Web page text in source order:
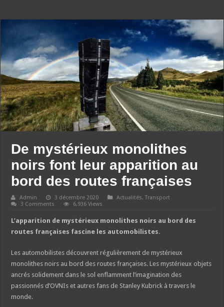
De mystérieux monolithes
noirs font leur apparition au
bord des routes françaises
Admin 3 décembre 2020 Actualités,Transport
3 Comments
6,936 Views
L’apparition de mystérieux monolithes noirs au bord des
routes françaises fascine les automobilistes.
Les automobilistes découvrent régulièrement de mystérieux
monolithes noirs au bord des routes françaises. Les mystérieux objets
ancrés solidement dans le sol enflamment l’imagination des
passionnés d’OVNIs et autres fans de Stanley Kubrick à travers le
monde.